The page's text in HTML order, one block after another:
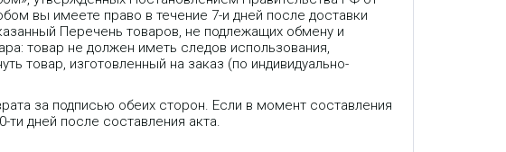
вы имеете право в течение 7-и дней после доставки
Перечень товаров, не подлежащих обмену и
товар не должен иметь следов использования,
товар, изготовленный на заказ (по индивидуально-
за подписью обеих сторон. Если в момент составления
ти дней после составления акта.